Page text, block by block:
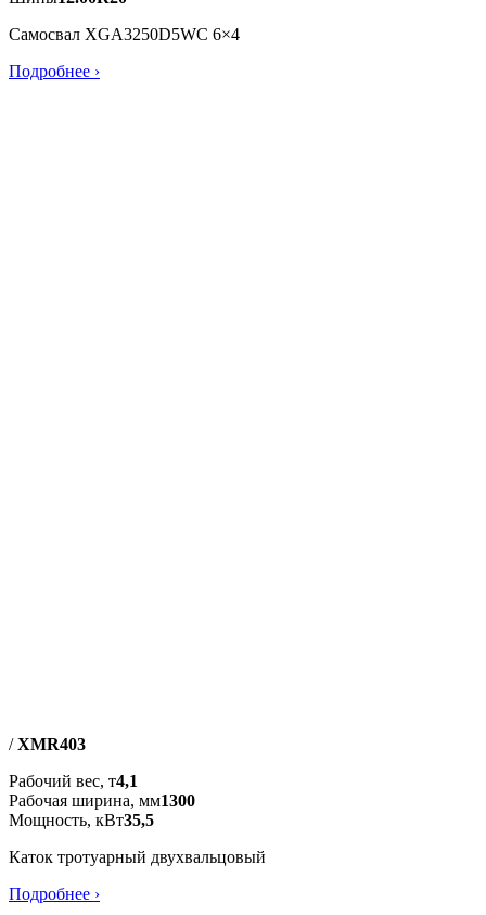
Самосвал XGA3250D5WC 6×4
Подробнее ›
/XMR403
Рабочий вес, т4,1
Рабочая ширина, мм1300
Мощность, кВт35,5
Каток тротуарный двухвальцовый
Подробнее ›